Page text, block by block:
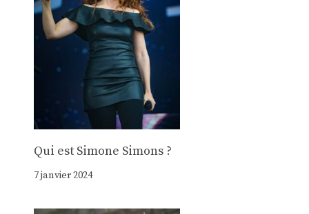
Qui est Simone Simons ?
7 janvier 2024